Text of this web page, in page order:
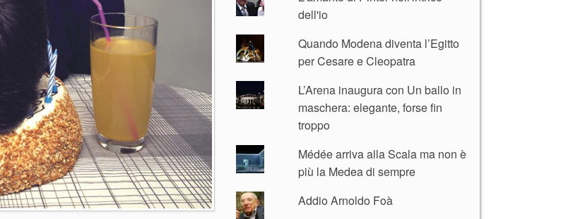
dell'io
Quando Modena diventa l’Egitto
per Cesare e Cleopatra
L’Arena inaugura con Un ballo in
maschera: elegante, forse fin
troppo
Médée arriva alla Scala ma non è
più la Medea di sempre
Addio Arnoldo Foà